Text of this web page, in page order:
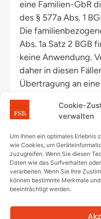
Cookie-
verwalten
Um Ihnen ein optimales Erlebnis
wie Cookies, um
zuzugreifen. Wenn Sie diesen
Daten wie das Surfverhalten
verarbeiten. Wenn Sie Ihre
können bestimmte Merkmale
beeinträchtigt werden.
eine Familien-GbR
des § 577a Abs. 1
Die
Abs. 1a Satz 2 BGB
keine Anwendung.
daher in diesen
Übertragung an
eines der
Gesellschafter der